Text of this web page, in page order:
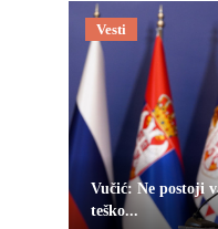
Vesti
Vučić: Ne postoji
teško...